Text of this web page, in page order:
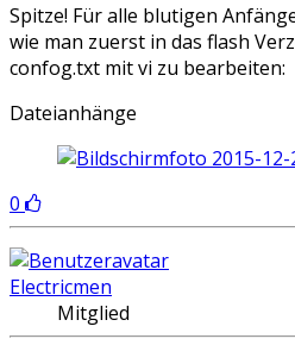
Spitze! Für alle blutigen
wie man zuerst in das flash
confog.txt mit vi zu bearbeiten:
Dateianhänge
0
Electricmen
Mitglied